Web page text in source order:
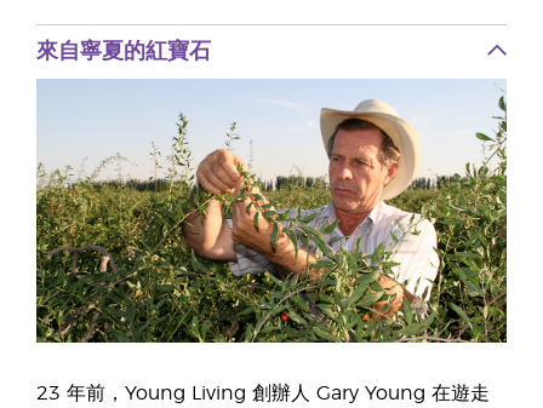
來自寧夏的紅寶石
23 年前，Young Living 創辦人 Gary Young 在遊走